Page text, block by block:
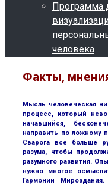
Программа
человека
Факты,
Мысль человеческая
процесс, который
начавшийся,
направить по ложному
Сварога все больше
разума, чтобы
разумного развития.
нужно многое
Гармонии